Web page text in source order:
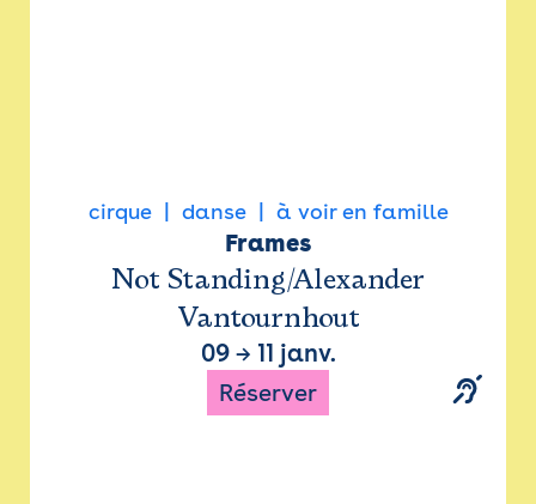
cirque danse à voir en famille
Frames
Not Standing/Alexander
Vantournhout
09→ 11 janv.
Réserver